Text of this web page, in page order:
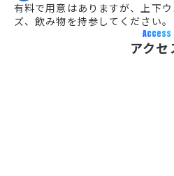
有料で用意はありますが、上下
ズ、飲み物を持参してください。
Access
アクセ